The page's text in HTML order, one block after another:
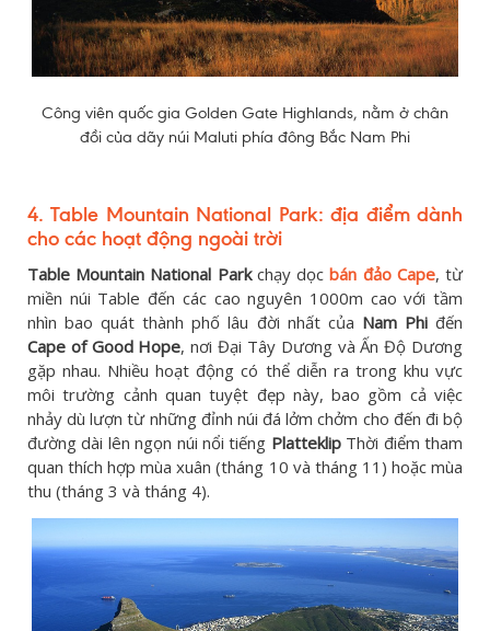
Công viên quốc gia Golden Gate Highlands, nằm ở chân
đồi của dãy núi Maluti phía đông Bắc Nam Phi
4. Table Mountain National Park: địa điểm dành
cho các hoạt động ngoài trời
Table Mountain National Park chạy dọcbán đảo Cape, từ
miền núi Table đến các cao nguyên 1000m cao với tầm
nhìn bao quát thành phố lâu đời nhất của Nam Phiđến
Cape of Good Hope, nơi Đại Tây Dương và Ấn Độ Dương
gặp nhau. Nhiều hoạt động có thể diễn ra trong khu vực
môi trường cảnh quan tuyệt đẹp này, bao gồm cả việc
nhảy dù lượn từ những đỉnh núi đá lởm chởm cho đến đi bộ
đường dài lên ngọn núi nổi tiếng PlatteklipThời điểm tham
quan thích hợp mùa xuân (tháng 10 và tháng 11) hoặc mùa
thu (tháng 3 và tháng 4).